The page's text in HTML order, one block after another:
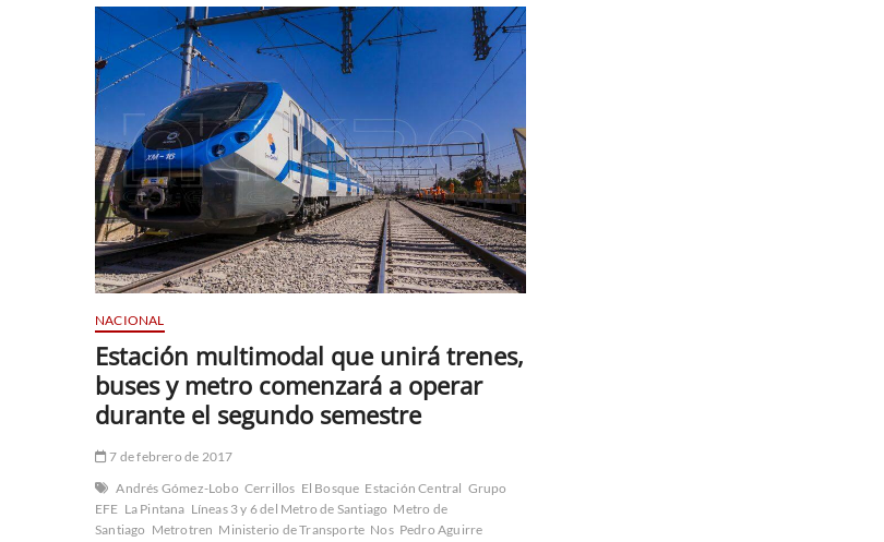
NACIONAL
Estación multimodal que unirá trenes,
buses y metro comenzará a operar
durante el segundo semestre
7 de febrero de 2017
Andrés Gómez-Lobo Cerrillos El Bosque Estación Central Grupo
EFE La Pintana Líneas 3 y 6 del Metro de Santiago Metro de
Santiago Metrotren Ministerio de Transporte Nos Pedro Aguirre